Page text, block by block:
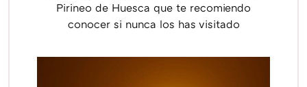
Pirineo de Huesca que te recomiendo
conocer si nunca los has visitado